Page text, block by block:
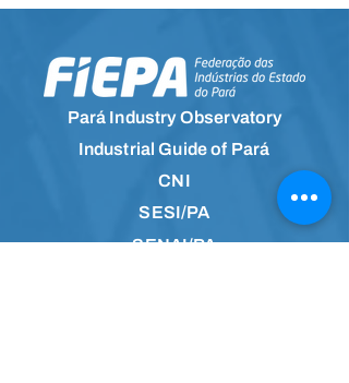
Pará Industry Observatory
Industrial Guide of Pará
CNI
SESI/PA
SENAI/PA